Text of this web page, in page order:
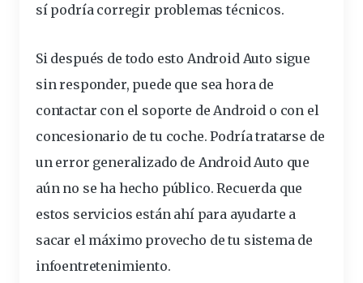
sí podría corregir problemas técnicos.
Si después de todo esto Android Auto sigue
sin responder, puede que sea hora de
contactar con el soporte de Android o con el
concesionario de tu coche. Podría tratarse de
un error generalizado de Android Auto que
aún no se ha hecho público. Recuerda que
estos servicios están ahí para ayudarte a
sacar el máximo provecho de tu sistema de
infoentretenimiento.